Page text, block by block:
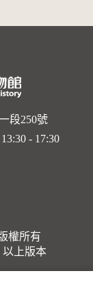
段250號
- 17:30
權所有
以上版本